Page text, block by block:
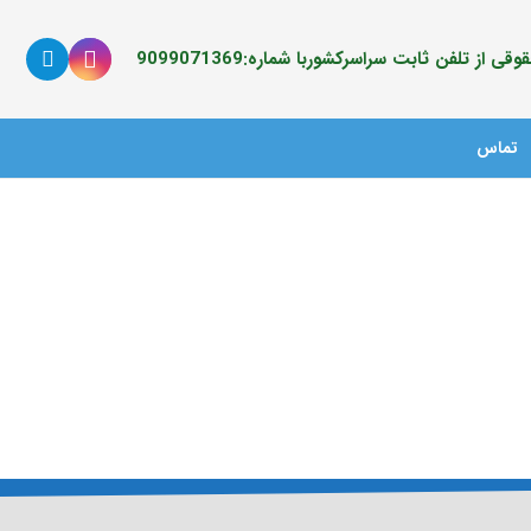
از تلفن ثابت سراسرکشوربا شماره:9099071369
تماس